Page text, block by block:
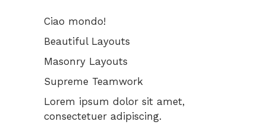
Ciao mondo!
Beautiful Layouts
Masonry Layouts
Supreme Teamwork
Lorem ipsum dolor sit amet,
consectetuer adipiscing.